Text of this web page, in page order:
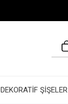
DEKORATİF ŞİŞELER